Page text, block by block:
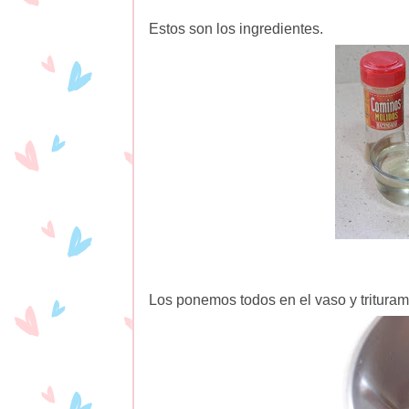
Estos son los ingredientes.
Los ponemos todos en el vaso y